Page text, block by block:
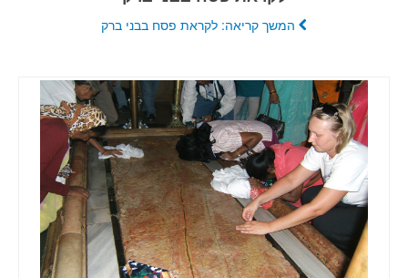
המשך קריאה: לקראת פסח בבני ברק